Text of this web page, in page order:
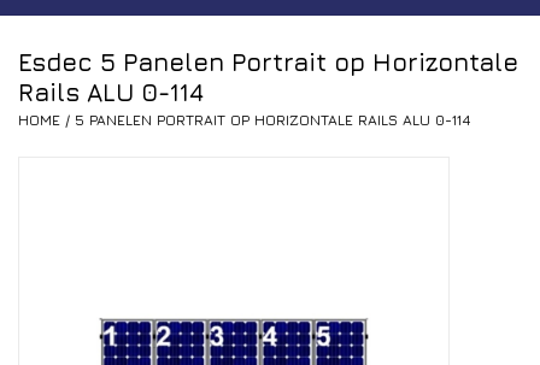
Kabels en Stekkers
Esdec 5 Panelen Portrait op Horizontale
Rails ALU 0-114
HOME / 5 PANELEN PORTRAIT OP HORIZONTALE RAILS ALU 0-114